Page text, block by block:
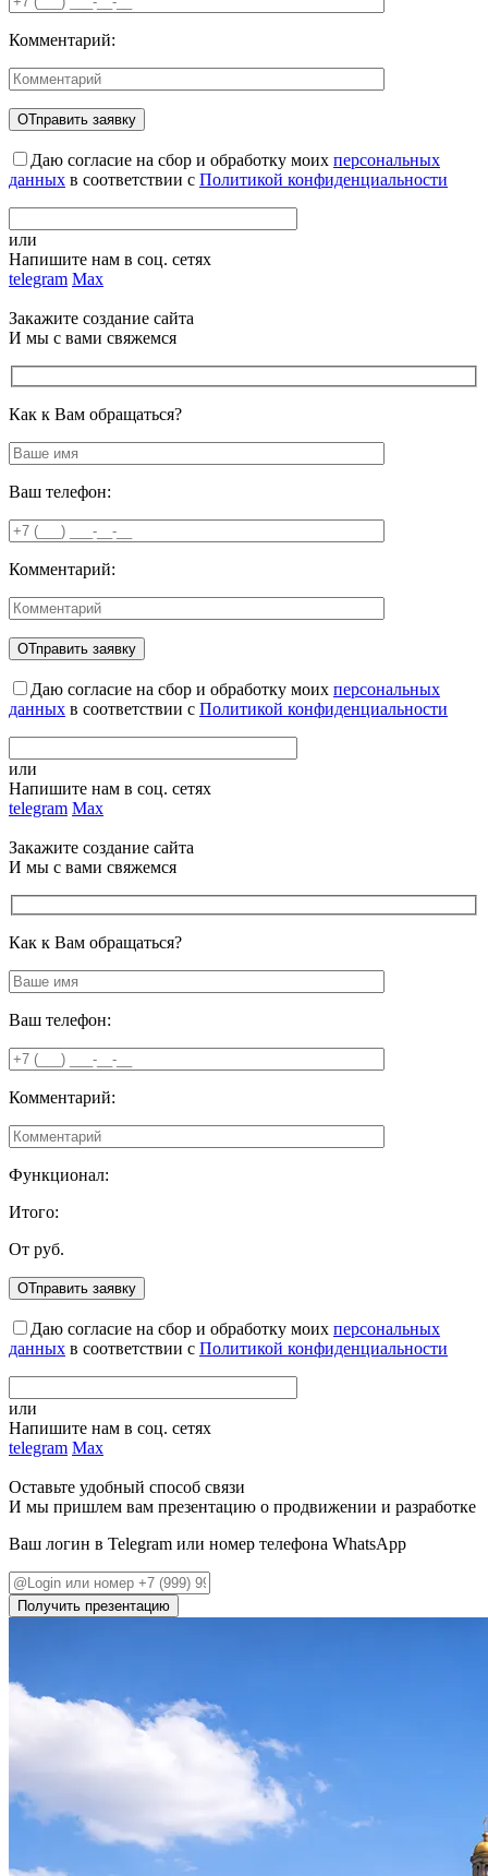
Комментарий:
Даю согласие на сбор и обработку моих персональных
данных в соответствии с Политикой конфиденциальности
или
Напишите нам в соц. сетях
telegram Max
Закажите создание сайта
И мы с вами свяжемся
Как к Вам обращаться?
Ваш телефон:
Комментарий:
Даю согласие на сбор и обработку моих персональных
данных в соответствии с Политикой конфиденциальности
или
Напишите нам в соц. сетях
telegram Max
Закажите создание сайта
И мы с вами свяжемся
Как к Вам обращаться?
Ваш телефон:
Комментарий:
Функционал:
Итого:
От руб.
Даю согласие на сбор и обработку моих персональных
данных в соответствии с Политикой конфиденциальности
или
Напишите нам в соц. сетях
telegram Max
Оставьте удобный способ связи
И мы пришлем вам презентацию о продвижении и разработке
Ваш логин в Telegram или номер телефона WhatsApp
Получить презентацию